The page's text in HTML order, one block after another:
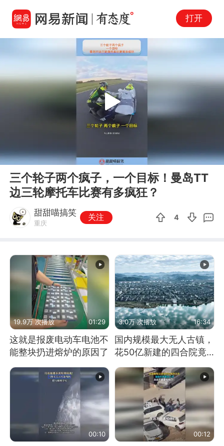
打开
00:00 00:42
Play
三个轮子两个疯子，一个目标！曼岛TT
边三轮摩托车比赛有多疯狂？
甜甜喵搞笑
重庆
关注 4
19.9万 次播放 01:29
这就是报废电动车电池不
能整块扔进熔炉的原因了
3.0万 次播放 16:34
国内规模最大无人古镇，
花50亿新建的四合院竟
没人住，发生了啥
00:10 00:12